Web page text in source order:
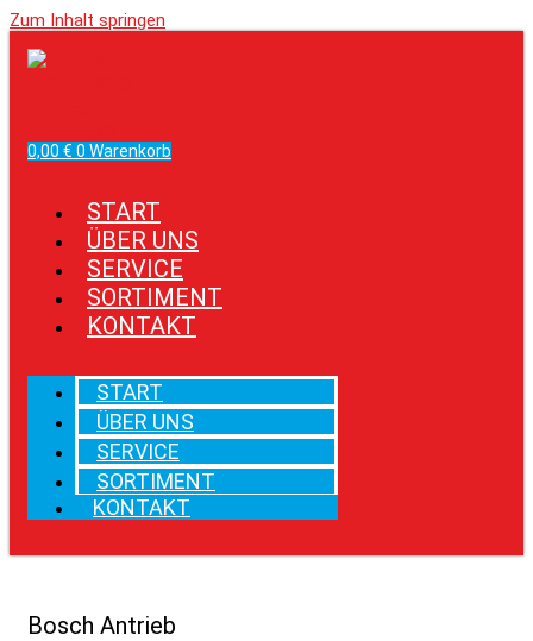
Zum Inhalt springen
0,00 € 0 Warenkorb
START
ÜBER UNS
SERVICE
SORTIMENT
KONTAKT
START
ÜBER UNS
SERVICE
SORTIMENT
KONTAKT
Bosch Antrieb